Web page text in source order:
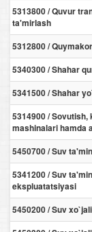
5313800 / Quvur
ta'mirlash
5312800 /
5340300 / Shahar
5341500 / Shahar
5314900 /
mashinalari hamda
5450700 / Suv
5341200 / Suv
ekspluatatsiyasi
5450200 / Suv